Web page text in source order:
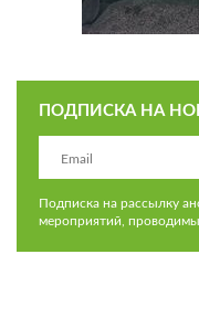
ПОДПИСКА НА
Подписка на рассылку
мероприятий,